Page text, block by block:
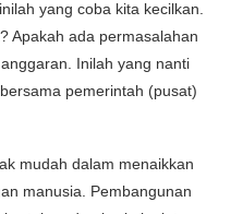
yang coba kita kecilkan.
Apakah ada permasalahan
Inilah yang nanti
pemerintah (pusat)
mudah dalam menaikkan
manusia. Pembangunan